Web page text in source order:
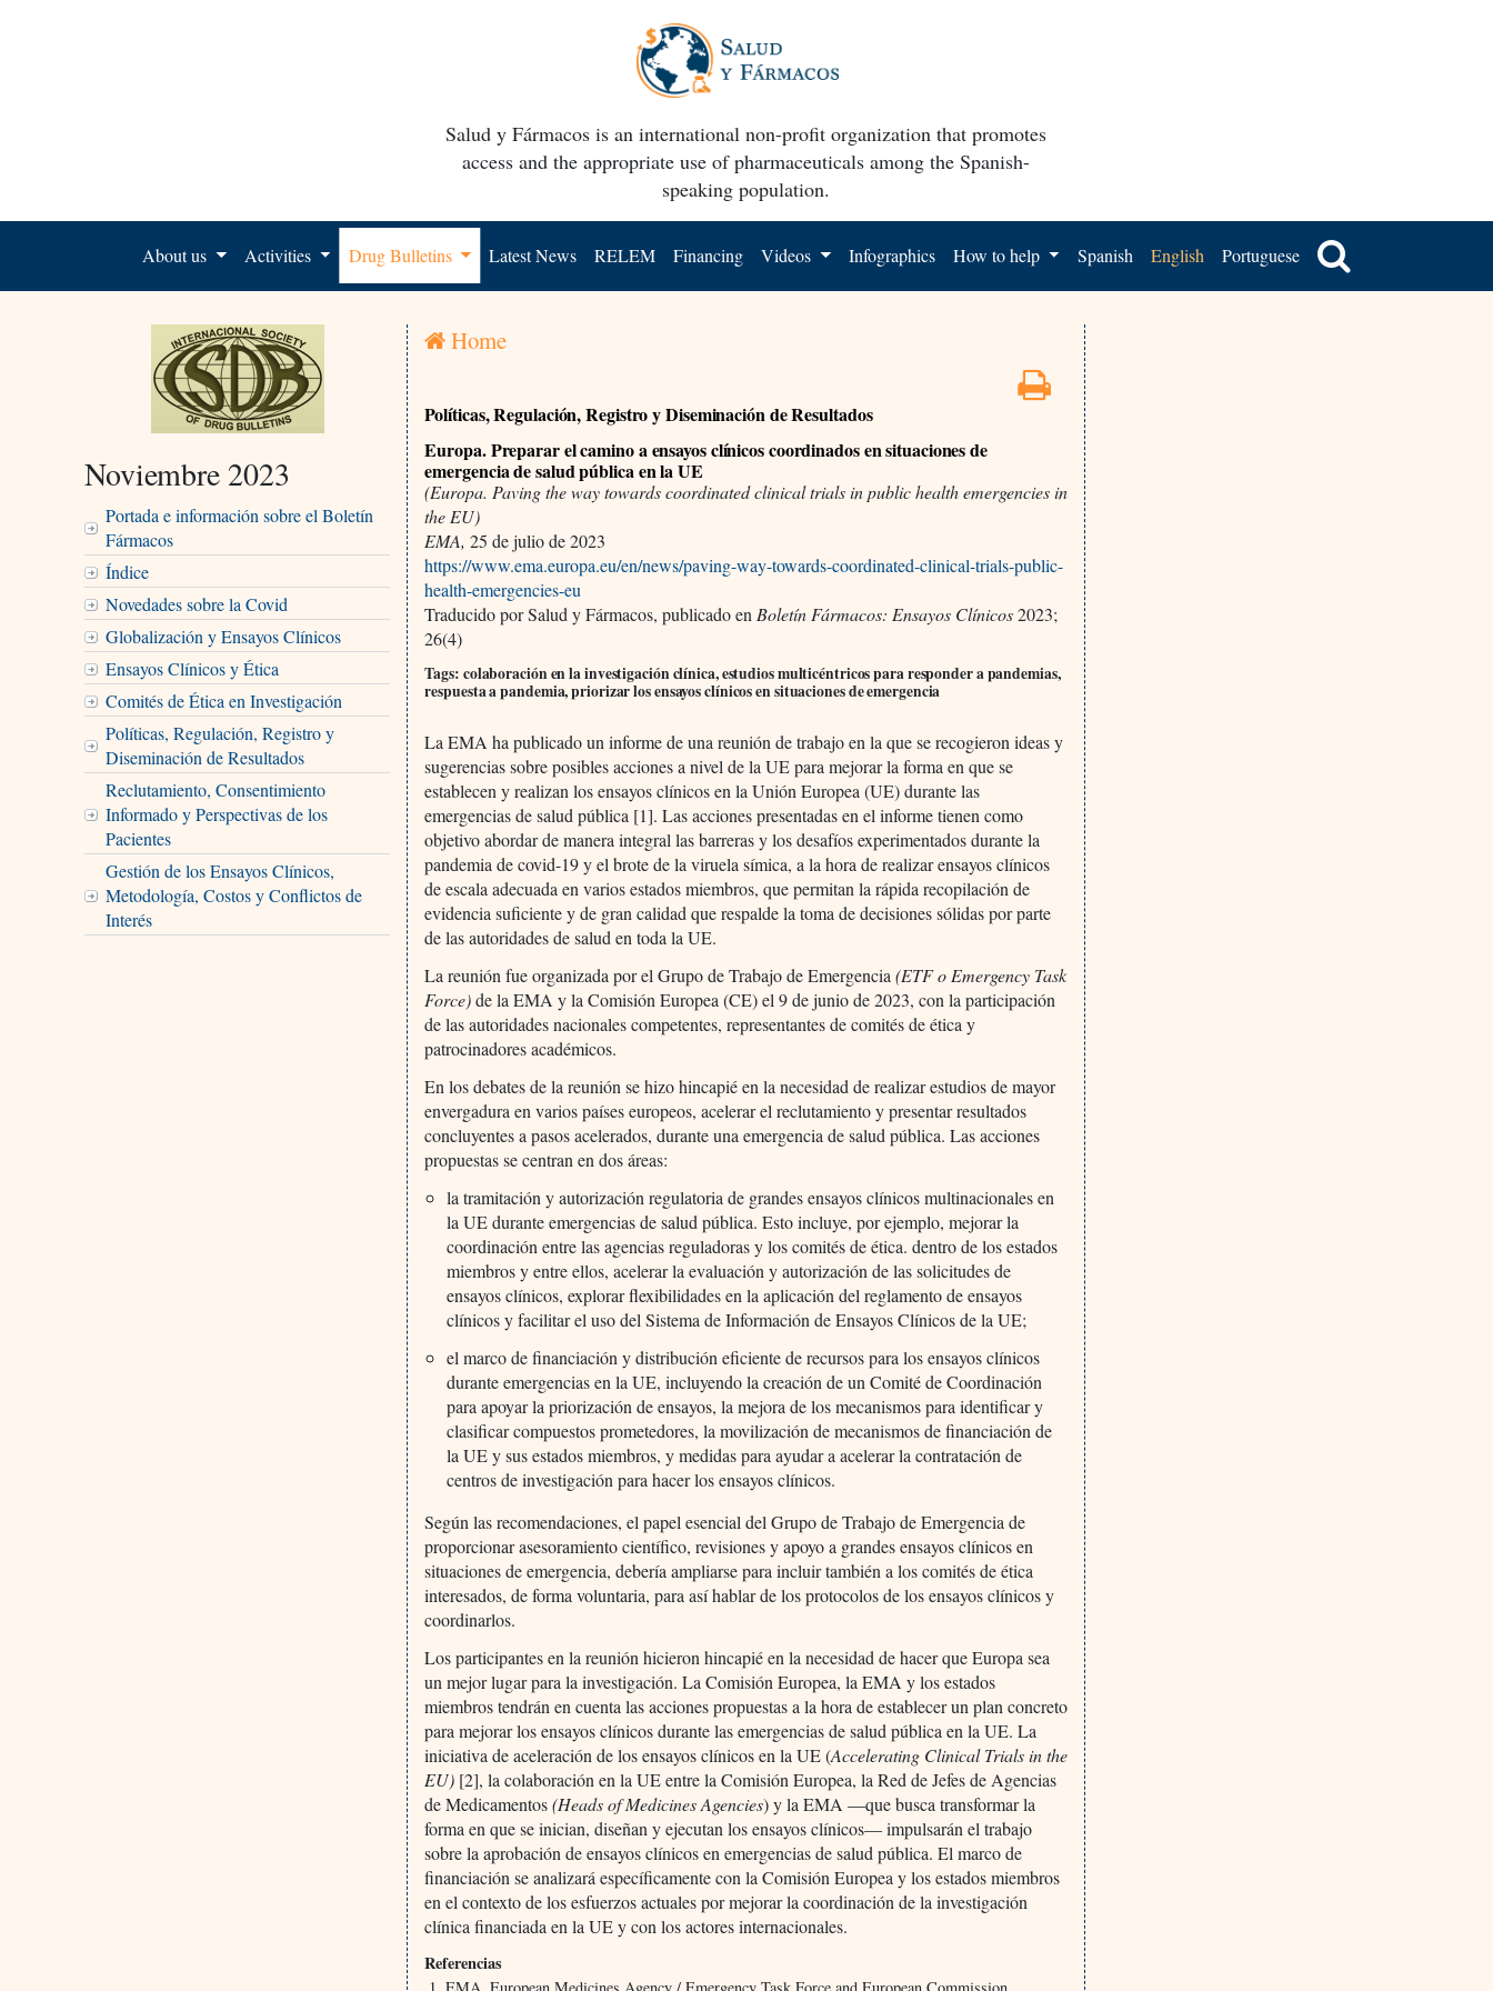
Salud y Fármacos is an international non-profit organization that promotes
access and the appropriate use of pharmaceuticals among the Spanish-
speaking population.
About us Activities Drug Bulletins Latest News RELEM Financing Videos Infographics How to help Spanish English Portuguese
Noviembre 2023
Portada e información sobre el Boletín
Fármacos
Índice
Novedades sobre la Covid
Globalización y Ensayos Clínicos
Ensayos Clínicos y Ética
Comités de Ética en Investigación
Políticas, Regulación, Registro y
Diseminación de Resultados
Reclutamiento, Consentimiento
Informado y Perspectivas de los
Pacientes
Gestión de los Ensayos Clínicos,
Metodología, Costos y Conflictos de
Interés
Home
Políticas, Regulación, Registro y Diseminación de Resultados
Europa. Preparar el camino a ensayos clínicos coordinados en situaciones de
emergencia de salud pública en la UE
(Europa. Paving the way towards coordinated clinical trials in public health emergencies in
the EU)
EMA, 25 de julio de 2023
https://www.ema.europa.eu/en/news/paving-way-towards-coordinated-clinical-trials-public-
health-emergencies-eu
Traducido por Salud y Fármacos, publicado enBoletín Fármacos: Ensayos Clínicos2023;
26(4)
Tags: colaboración en la investigación clínica, estudios multicéntricos para responder a pandemias,
respuesta a pandemia, priorizar los ensayos clínicos en situaciones de emergencia
La EMA ha publicado un informe de una reunión de trabajo en la que se recogieron ideas y
sugerencias sobre posibles acciones a nivel de la UE para mejorar la forma en que se
establecen y realizan los ensayos clínicos en la Unión Europea (UE) durante las
emergencias de salud pública [1]. Las acciones presentadas en el informe tienen como
objetivo abordar de manera integral las barreras y los desafíos experimentados durante la
pandemia de covid-19 y el brote de la viruela símica, a la hora de realizar ensayos clínicos
de escala adecuada en varios estados miembros, que permitan la rápida recopilación de
evidencia suficiente y de gran calidad que respalde la toma de decisiones sólidas por parte
de las autoridades de salud en toda la UE.
La reunión fue organizada por el Grupo de Trabajo de Emergencia(ETF o Emergency Task
Force)de la EMA y la Comisión Europea (CE) el 9 de junio de 2023, con la participación
de las autoridades nacionales competentes, representantes de comités de ética y
patrocinadores académicos.
En los debates de la reunión se hizo hincapié en la necesidad de realizar estudios de mayor
envergadura en varios países europeos, acelerar el reclutamiento y presentar resultados
concluyentes a pasos acelerados, durante una emergencia de salud pública. Las acciones
propuestas se centran en dos áreas:
la tramitación y autorización regulatoria de grandes ensayos clínicos multinacionales en
la UE durante emergencias de salud pública. Esto incluye, por ejemplo, mejorar la
coordinación entre las agencias reguladoras y los comités de ética. dentro de los estados
miembros y entre ellos, acelerar la evaluación y autorización de las solicitudes de
ensayos clínicos, explorar flexibilidades en la aplicación del reglamento de ensayos
clínicos y facilitar el uso del Sistema de Información de Ensayos Clínicos de la UE;
el marco de financiación y distribución eficiente de recursos para los ensayos clínicos
durante emergencias en la UE, incluyendo la creación de un Comité de Coordinación
para apoyar la priorización de ensayos, la mejora de los mecanismos para identificar y
clasificar compuestos prometedores, la movilización de mecanismos de financiación de
la UE y sus estados miembros, y medidas para ayudar a acelerar la contratación de
centros de investigación para hacer los ensayos clínicos.
Según las recomendaciones, el papel esencial del Grupo de Trabajo de Emergencia de
proporcionar asesoramiento científico, revisiones y apoyo a grandes ensayos clínicos en
situaciones de emergencia, debería ampliarse para incluir también a los comités de ética
interesados, de forma voluntaria, para así hablar de los protocolos de los ensayos clínicos y
coordinarlos.
Los participantes en la reunión hicieron hincapié en la necesidad de hacer que Europa sea
un mejor lugar para la investigación. La Comisión Europea, la EMA y los estados
miembros tendrán en cuenta las acciones propuestas a la hora de establecer un plan concreto
para mejorar los ensayos clínicos durante las emergencias de salud pública en la UE. La
iniciativa de aceleración de los ensayos clínicos en la UE (Accelerating Clinical Trials in the
EU) [2], la colaboración en la UE entre la Comisión Europea, la Red de Jefes de Agencias
de Medicamentos(Heads of Medicines Agencies) y la EMA —que busca transformar la
forma en que se inician, diseñan y ejecutan los ensayos clínicos— impulsarán el trabajo
sobre la aprobación de ensayos clínicos en emergencias de salud pública. El marco de
financiación se analizará específicamente con la Comisión Europea y los estados miembros
en el contexto de los esfuerzos actuales por mejorar la coordinación de la investigación
clínica financiada en la UE y con los actores internacionales.
Referencias